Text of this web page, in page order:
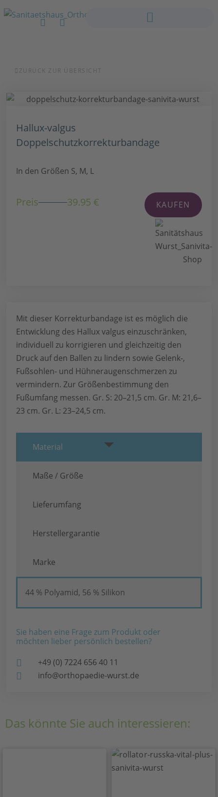
ZURÜCK ZUR ÜBERSICHT
Hallux-valgus
Doppelschutzkorrekturbandage
In den Größen S, M, L
Preis 39.95 € KAUFEN
Mit dieser Korrekturbandage ist es möglich die
Entwicklung des Hallux valgus einzuschränken,
individuell zu korrigieren und gleichzeitig den
Druck auf den Ballen zu lindern sowie Gelenk-,
Fußsohlen- und Hühneraugenschmerzen zu
vermindern. Zur Größenbestimmung den
Fußumfang messen. Gr. S: 20–21,5 cm. Gr. M: 21,6–
23 cm. Gr. L: 23–24,5 cm.
Material
Maße / Größe
Lieferumfang
Herstellergarantie
Marke
44 % Polyamid, 56 % Silikon
Sie haben eine Frage zum Produkt oder
möchten lieber persönlich bestellen?
+49 (0) 7224 656 40 11
info@orthopaedie-wurst.de
Das könnte Sie auch interessieren: